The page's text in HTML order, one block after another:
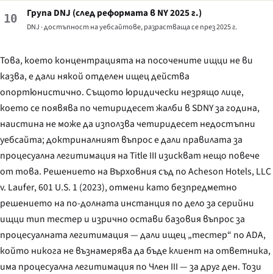
10 Група DNJ (след реформата в NY 2025 г.)
DNJ · достъпност на уебсайтове, разрастваща се през 2025 г.
Това, което концентрацията на посочените ищци неви
казва, е дали някой отделен ищец действа
опортюнистично. Същото юридически незрящо лице,
което се появява по четиридесет жалби в SDNY за година,
наистина не може да използва четиридесет недостъпни
уебсайта; доктриналният въпрос е дали правилата за
процесуална легитимация на Title III изискват нещо повече
от това. Решението на Върховния съд поAcheson Hotels, LLC
v. Laufer, 601 U.S. 1 (2023), отмени като безпредметно
решението на по-долната инстанция по дело за серийни
ищци тип тестер и изрично остави базовия въпрос за
процесуалната легитимация — дали ищец „тестер“ по ADA,
който никога не възнамерява да бъде клиент на ответника,
има процесуална легитимация по Член III — за друг ден. Този